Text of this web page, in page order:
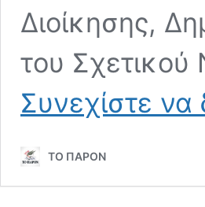
Διοίκησης,
του
Συνεχίστε να
ΤΟ ΠΑΡΟΝ